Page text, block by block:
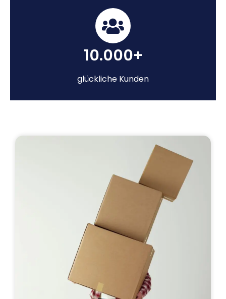
10.000+
glückliche Kunden